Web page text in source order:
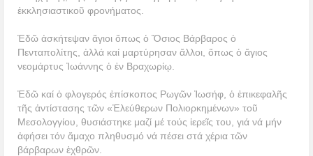
ἐκκλησιαστικοῦ φρονήματος.
Ἐδῶ ἀσκήτεψαν ἅγιοι ὅπως ὁ Ὅσιος Βάρβαρος ὁ
Πενταπολίτης, ἀλλά καί μαρτύρησαν ἄλλοι, ὅπως ὁ ἅγιος
νεομάρτυς Ἰωάννης ὁ ἐν Βραχωρίῳ.
Ἐδῶ καί ὁ φλογερός ἐπίσκοπος Ρωγῶν Ἰωσήφ, ὁ ἐπικεφαλῆς
τῆς ἀντίστασης τῶν «Ἐλεύθερων Πολιορκημένων» τοῦ
Μεσολογγίου, θυσιάστηκε μαζί μέ τούς ἱερεῖς του, γιά νά μήν
ἀφήσει τόν ἄμαχο πληθυσμό νά πέσει στά χέρια τῶν
βάρβαρων ἐχθρῶν.